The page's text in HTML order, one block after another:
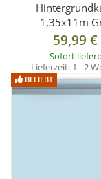
1,35x11m
59,99 €
Sofort
Lieferzeit: 1 - 2
BELIEBT